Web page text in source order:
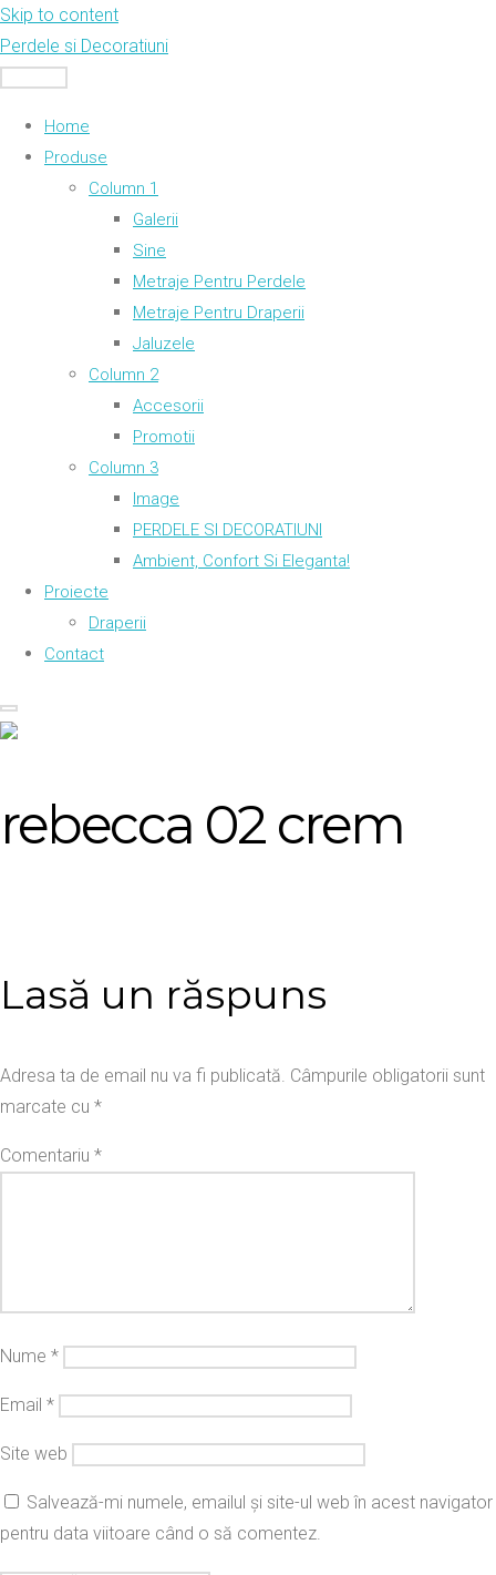
Skip to content
Perdele si Decoratiuni
Home
Produse
Column 1
Galerii
Sine
Metraje Pentru Perdele
Metraje Pentru Draperii
Jaluzele
Column 2
Accesorii
Promotii
Column 3
Image
PERDELE SI DECORATIUNI
Ambient, Confort Si Eleganta!
Proiecte
Draperii
Contact
rebecca 02 crem
Lasă un răspuns
Adresa ta de email nu va fi publicată. Câmpurile obligatorii sunt
marcate cu *
Comentariu *
Nume *
Email *
Site web
Salvează-mi numele, emailul și site-ul web în acest navigator
pentru data viitoare când o să comentez.